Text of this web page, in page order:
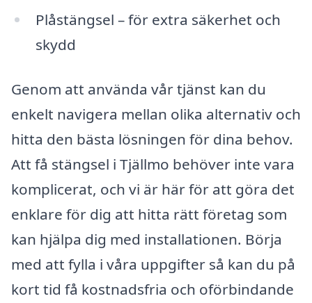
Plåstängsel – för extra säkerhet och
skydd
Genom att använda vår tjänst kan du
enkelt navigera mellan olika alternativ och
hitta den bästa lösningen för dina behov.
Att få stängsel i Tjällmo behöver inte vara
komplicerat, och vi är här för att göra det
enklare för dig att hitta rätt företag som
kan hjälpa dig med installationen. Börja
med att fylla i våra uppgifter så kan du på
kort tid få kostnadsfria och oförbindande